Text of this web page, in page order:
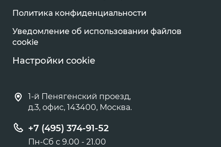
Политика конфиденциальности
Уведомление об использовании файлов
cookie
Настройки cookie
1-й Пенягенский проезд,
д.3, офис, 143400, Москва.
+7 (495) 374-91-52
Пн-Сб с 9.00 - 21.00